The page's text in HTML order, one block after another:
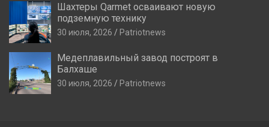
Шахтеры Qarmet осваивают новую
подземную технику
30 июля, 2026 Patriotnews
Медеплавильный завод построят в
Балхаше
30 июля, 2026 Patriotnews